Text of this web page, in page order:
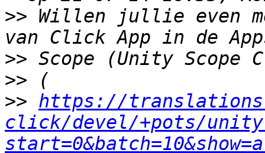
>> Willen jullie even
>>
>>
>> https://
click/devel/+pots/